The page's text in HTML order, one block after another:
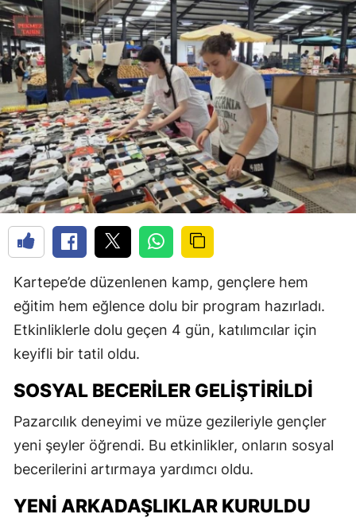
Kartepe’de düzenlenen kamp, gençlere hem
eğitim hem eğlence dolu bir program hazırladı.
Etkinliklerle dolu geçen 4 gün, katılımcılar için
keyifli bir tatil oldu.
SOSYAL BECERILER GELIŞTIRILDI
Pazarcılık deneyimi ve müze gezileriyle gençler
yeni şeyler öğrendi. Bu etkinlikler, onların sosyal
becerilerini artırmaya yardımcı oldu.
YENI ARKADAŞLIKLAR KURULDU